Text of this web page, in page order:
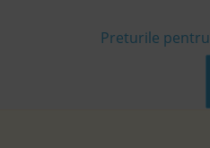
Preturile pentru